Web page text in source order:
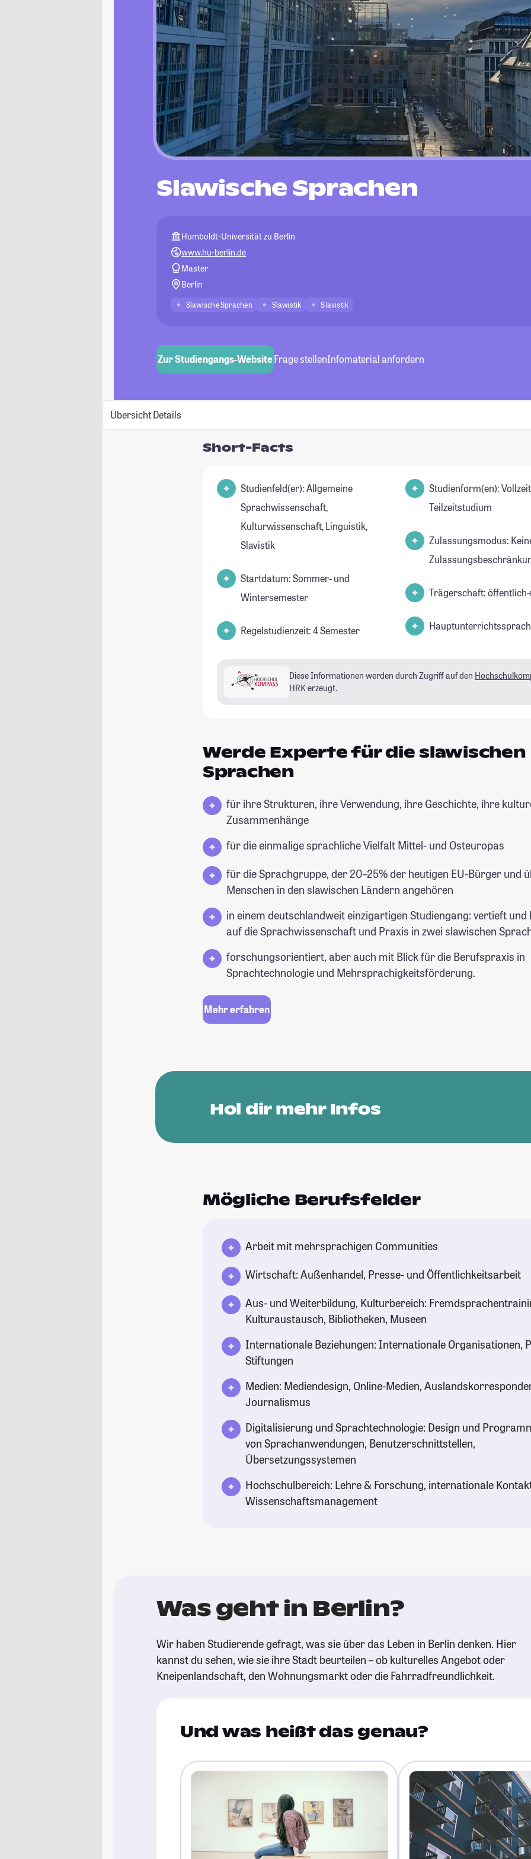
Slawische Sprachen
Humboldt-Universität zu Berlin
www.hu-berlin.de
Master
Berlin
Slawische Sprachen Slawistik Slavistik
Zur Studiengangs-WebsiteFrage stellenInfomaterial anfordern
Übersicht Details
Short-Facts
Studienfeld(er): Allgemeine
Sprachwissenschaft,
Kulturwissenschaft, Linguistik,
Slavistik
Startdatum: Sommer- und
Wintersemester
Regelstudienzeit: 4 Semester
Studienform(en):
Teilzeitstudium
Zulassungsmodus:
Trägerschaft:
Diese Informationen werden durch Zugriff auf den
HRK erzeugt.
Werde Experte für die slawischen
Sprachen
für ihre Strukturen, ihre Verwendung, ihre Geschichte, ihre
Zusammenhänge
für die einmalige sprachliche Vielfalt Mittel- und Osteuropas
für die Sprachgruppe, der 20–25% der heutigen EU-Bürger und
Menschen in den slawischen Ländern angehören
in einem deutschlandweit einzigartigen Studiengang: vertieft
auf die Sprachwissenschaft und Praxis in zwei slawischen
forschungsorientiert, aber auch mit Blick für die Berufspraxis in
Sprachtechnologie und Mehrsprachigkeitsförderung.
Mehr erfahren
Hol dir mehr Infos
Mögliche Berufsfelder
Arbeit mit mehrsprachigen Communities
Wirtschaft: Außenhandel, Presse- und Öffentlichkeitsarbeit
Aus- und Weiterbildung, Kulturbereich:
Kulturaustausch, Bibliotheken, Museen
Internationale Beziehungen: Internationale Organisationen,
Stiftungen
Medien: Mediendesign, Online-Medien,
Journalismus
Digitalisierung und Sprachtechnologie: Design und
von Sprachanwendungen, Benutzerschnittstellen,
Übersetzungssystemen
Hochschulbereich: Lehre & Forschung, internationale
Wissenschaftsmanagement
Was geht in Berlin?
Wir haben Studierende gefragt, was sie über das Leben in Berlin denken. Hier
kannst du sehen, wie sie ihre Stadt beurteilen – ob kulturelles Angebot oder
Kneipenlandschaft, den Wohnungsmarkt oder die Fahrradfreundlichkeit.
Und was heißt das genau?